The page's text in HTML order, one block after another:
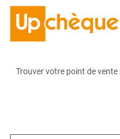
Trouver votre point de